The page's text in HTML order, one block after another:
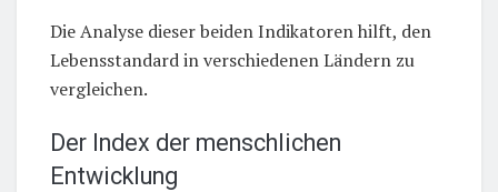
Die Analyse dieser beiden Indikatoren hilft, den
Lebensstandard in verschiedenen Ländern zu
vergleichen.
Der Index der menschlichen
Entwicklung